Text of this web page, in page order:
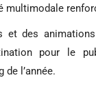
multimodale
et des
pour le
l’année.